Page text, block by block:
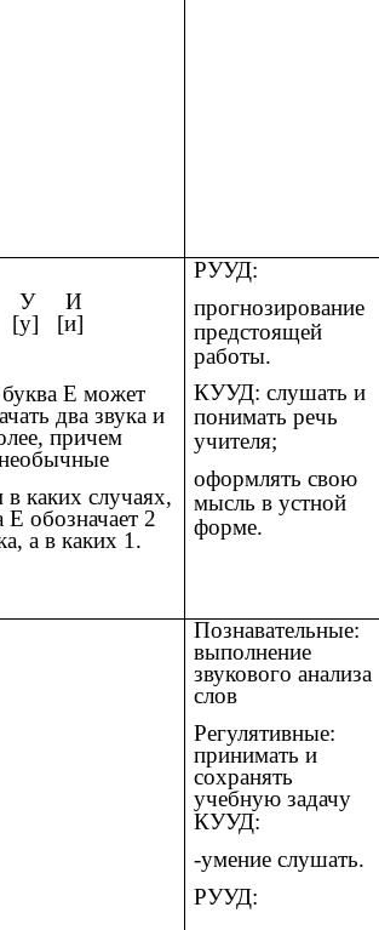
У И
[у] [и]
Е может
два звука и
причем
в каких случаях,
Е обозначает 2
а в каких 1.
РУУД:
прогнозирование
предстоящей
работы.
КУУД: слушать и
понимать речь
учителя;
оформлять свою
мысль в устной
форме.
Познавательные:
выполнение
звукового анализа
слов
Регулятивные:
принимать и
сохранять
учебную задачу
КУУД:
-умение слушать.
РУУД: